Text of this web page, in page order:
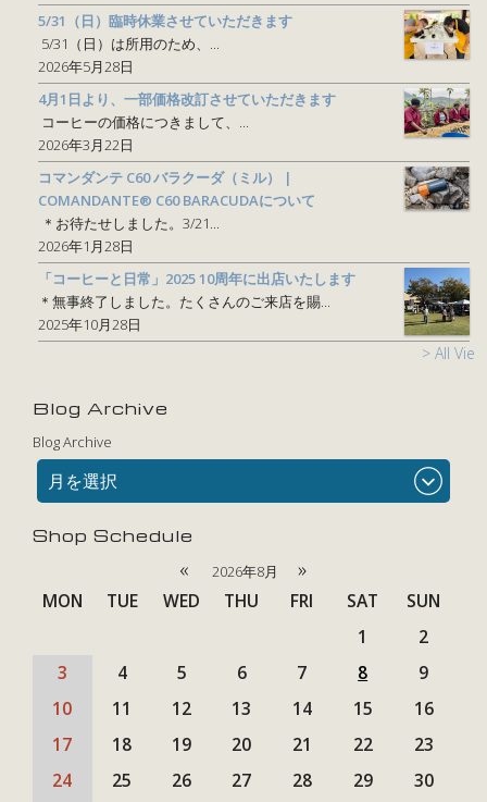
5/31（日）臨時休業させていただきます
5/31（日）は所用のため、...
2026年5月28日
4月1日より、一部価格改訂させていただきます
コーヒーの価格につきまして、...
2026年3月22日
コマンダンテ C60 バラクーダ（ミル） |
COMANDANTE® C60 BARACUDAについて
＊お待たせしました。3/21...
2026年1月28日
「コーヒーと日常」2025 10周年に出店いたします
＊無事終了しました。たくさんのご来店を賜...
2025年10月28日
> All View
Blog Archive
Blog Archive
月を選択
Shop Schedule
« 2026年8月 »
MON TUE WED THU FRI SAT
SUN
1
2
3
4 5 6 7 8
9
10
11 12 13 14 15
16
17
18 19 20 21 22
23
24
25 26 27 28 29
30